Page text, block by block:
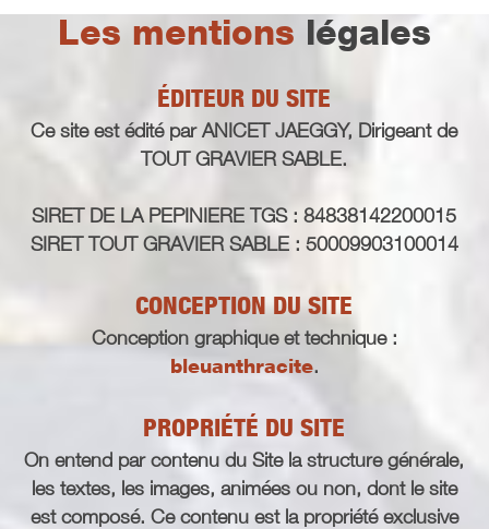
Les mentions légales
ÉDITEUR DU SITE
Ce site est édité par ANICET JAEGGY, Dirigeant de
TOUT GRAVIER SABLE.
SIRET DE LA PEPINIERE TGS : 84838142200015
SIRET TOUT GRAVIER SABLE : 50009903100014
CONCEPTION DU SITE
Conception graphique et technique :
bleuanthracite.
PROPRIÉTÉ DU SITE
On entend par contenu du Site la structure générale,
les textes, les images, animées ou non, dont le site
est composé. Ce contenu est la propriété exclusive